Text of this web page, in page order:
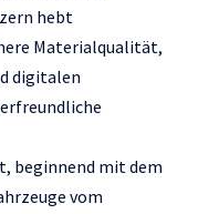
hebt
Materialqualität,
digitalen
beginnend mit dem
vom